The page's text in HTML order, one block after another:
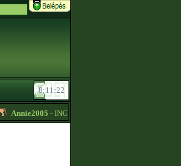
Annie2005- INGYEN LOVAK KEZDŐKNEK -